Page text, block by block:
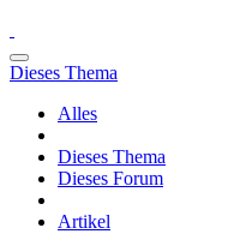
Dieses Thema
Alles
Dieses Thema
Dieses Forum
Artikel